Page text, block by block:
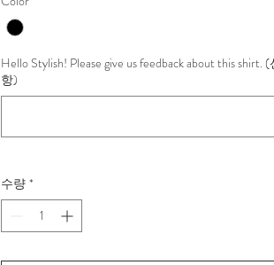
Hello Stylish! Please give us feedback about this shirt.
항)
수량 *